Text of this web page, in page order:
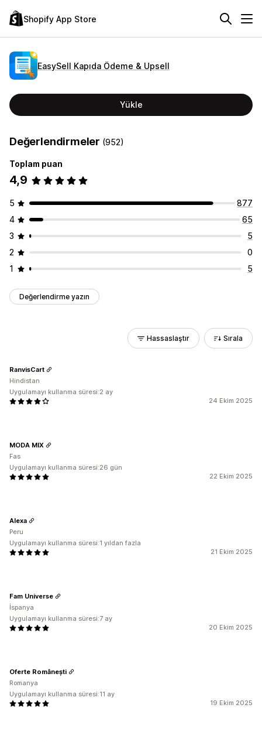
Shopify App Store
EasySell Kapıda Ödeme & Upsell
Yükle
Değerlendirmeler (952)
Toplam puan
4,9
5
877
4
65
3
5
2
0
1
5
Değerlendirme yazın
Hassaslaştır Sırala
24 Ekim 2025
RanvisCart
Hindistan
Uygulamayı kullanma süresi:2 ay
22 Ekim 2025
MODA MIX
Fas
Uygulamayı kullanma süresi:26 gün
21 Ekim 2025
Alexa
Peru
Uygulamayı kullanma süresi:1 yıldan fazla
20 Ekim 2025
Fam Universe
İspanya
Uygulamayı kullanma süresi:7 ay
19 Ekim 2025
Oferte Românești
Romanya
Uygulamayı kullanma süresi:11 ay